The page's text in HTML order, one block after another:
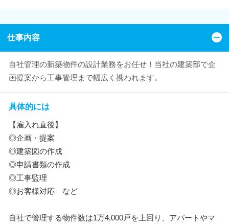
仕事内容
自社管理の新築物件の設計業務をお任せ！当社の建築部で企
画提案から工事管理まで幅広く携われます。
具体的には
【雇入れ直後】
◎企画・提案
◎建築図の作成
◎申請書類の作成
◎工事監理
◎お客様対応 など
自社で管理する物件数は1万4,000戸を上回り、アパートやマ